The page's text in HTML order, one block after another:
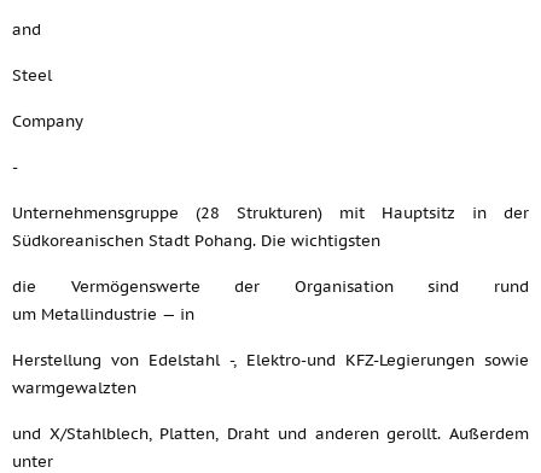
and
Steel
Company
-
Unternehmensgruppe (28 Strukturen) mit Hauptsitz in der
Südkoreanischen Stadt Pohang. Die wichtigsten
die Vermögenswerte der Organisation sind rund
um Metallindustrie — in
Herstellung von Edelstahl -, Elektro-und KFZ-Legierungen sowie
warmgewalzten
und X/Stahlblech, Platten, Draht und anderen gerollt. Außerdem
unter